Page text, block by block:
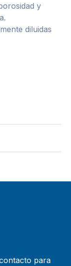
y
diluidas
para